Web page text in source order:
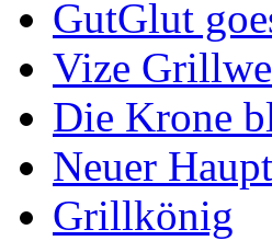
GutGlut
Vize
Die Krone
Neuer
Grillkönig